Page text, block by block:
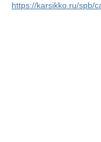
https://karsikko.ru/spb/